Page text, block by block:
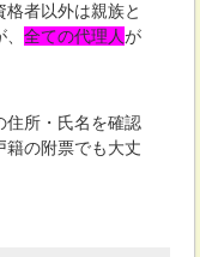
者以外は親族と
、全ての代理人が
所・氏名を確認
籍の附票でも大丈